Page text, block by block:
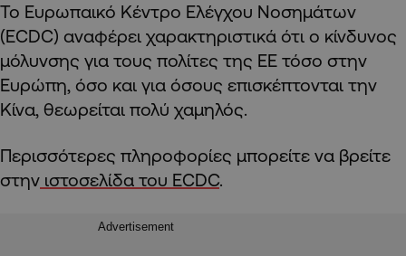
Το Ευρωπαικό Κέντρο Ελέγχου Νοσημάτων
(ECDC) αναφέρει χαρακτηριστικά ότι ο κίνδυνος
μόλυνσης για τους πολίτες της ΕΕ τόσο στην
Ευρώπη, όσο και για όσους επισκέπτονται την
Κίνα, θεωρείται πολύ χαμηλός.
Περισσότερες πληροφορίες μπορείτε να βρείτε
στην ιστοσελίδα του ECDC.
Advertisement